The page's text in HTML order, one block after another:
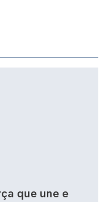
que une e